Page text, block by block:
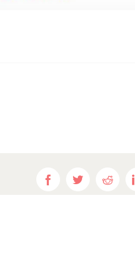
FacebookTwitterReddit